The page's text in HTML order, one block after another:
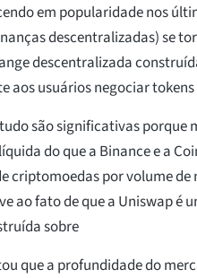
em popularidade nos
descentralizadas) se
descentralizada
aos usuários negociar tokens
são significativas porque
do que a Binance e a
criptomoedas por volume de
ao fato de que a Uniswap é
sobre
que a profundidade do